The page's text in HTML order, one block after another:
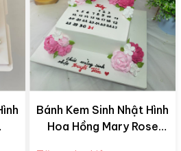
Bánh Kem Sinh Nhật Hình
Hoa Hồng Mary Rose